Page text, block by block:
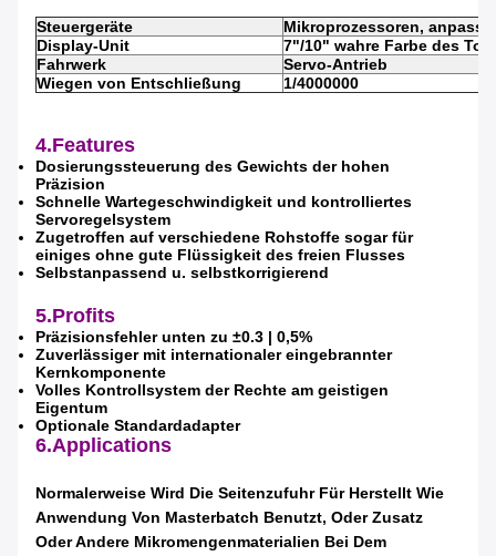
Steuergeräte
Mikroprozessoren,
Display-Unit
7"/10" wahre Farbe des
Fahrwerk
Servo-Antrieb
Wiegen von Entschließung
1/4000000
4.Features
Dosierungssteuerung des Gewichts der hohen
Präzision
Schnelle Wartegeschwindigkeit und kontrolliertes
Servoregelsystem
Zugetroffen auf verschiedene Rohstoffe sogar für
einiges ohne gute Flüssigkeit des freien Flusses
Selbstanpassend u. selbstkorrigierend
5.Profits
Präzisionsfehler unten zu ±0.3 | 0,5%
Zuverlässiger mit internationaler eingebrannter
Kernkomponente
Volles Kontrollsystem der Rechte am geistigen
Eigentum
Optionale Standardadapter
6.Applications
Normalerweise Wird Die Seitenzufuhr Für Herstellt Wie
Anwendung Von Masterbatch Benutzt, Oder Zusatz
Oder Andere Mikromengenmaterialien Bei Dem